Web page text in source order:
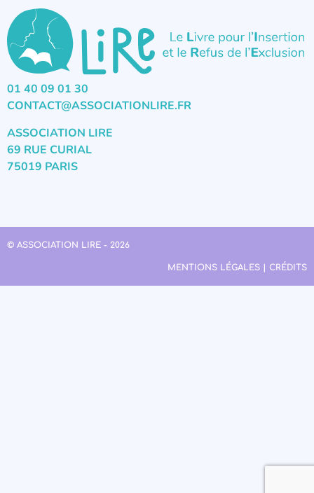
01 40 09 01 30
CONTACT@ASSOCIATIONLIRE.FR
ASSOCIATION LIRE
69 RUE CURIAL
75019 PARIS
© ASSOCIATION LIRE - 2026
MENTIONS LÉGALES | CRÉDITS